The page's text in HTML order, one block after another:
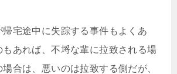
宅途中に失踪する事件もよくあ
もあれば、不埒な輩に拉致される場
合は、悪いのは拉致する側だが、